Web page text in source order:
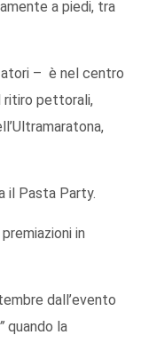
a piedi, tra
– è nel centro
ritiro pettorali,
il Pasta Party.
in
dall’evento
quando la